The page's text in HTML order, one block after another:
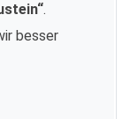
.
besser